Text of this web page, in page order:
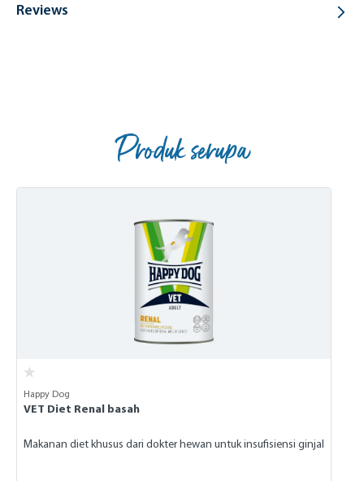
Reviews
Produk serupa
Happy Dog
VET Diet Renal basah
Makanan diet khusus dari dokter hewan untuk insufisiensi ginjal